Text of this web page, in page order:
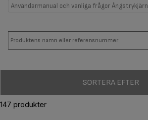
Användarmanual och vanliga frågor Ångstrykjärn
SORTERA EFTER
147 produkter